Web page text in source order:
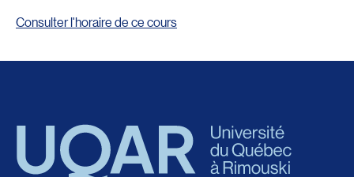
Consulter l'horaire de ce cours